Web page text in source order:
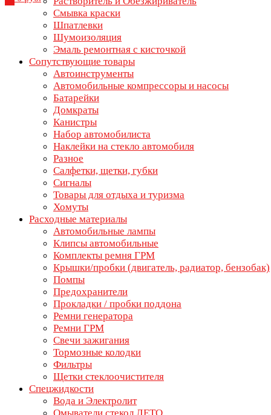
Смывка краски
Шпатлевки
Шумоизоляция
Эмаль ремонтная с кисточкой
Сопутствующие товары
Автоинструменты
Автомобильные компрессоры и насосы
Батарейки
Домкраты
Канистры
Набор автомобилиста
Наклейки на стекло автомобиля
Разное
Салфетки, щетки, губки
Сигналы
Товары для отдыха и туризма
Хомуты
Расходные материалы
Автомобильные лампы
Клипсы автомобильные
Комплекты ремня ГРМ
Крышки/пробки (двигатель, радиатор, бензобак)
Помпы
Предохранители
Прокладки / пробки поддона
Ремни генератора
Ремни ГРМ
Свечи зажигания
Тормозные колодки
Фильтры
Щетки стеклоочистителя
Спецжидкости
Вода и Электролит